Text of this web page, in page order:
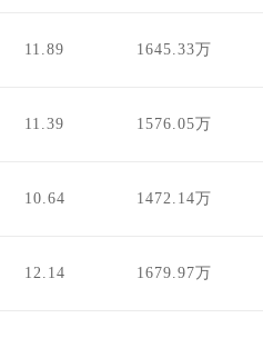
11.89 1645.33万
11.39 1576.05万
10.64 1472.14万
12.14 1679.97万